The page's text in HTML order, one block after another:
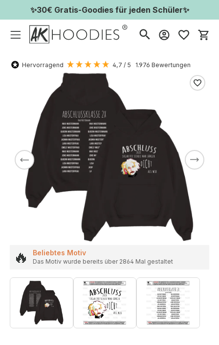
✨30€ Gratis-Goodies für jeden Schüler✨
Hervorragend 4,7 / 5 1.976 Bewertungen
🔥 Beliebtes Motiv
Das Motiv wurde bereits über 2864 Mal gestaltet